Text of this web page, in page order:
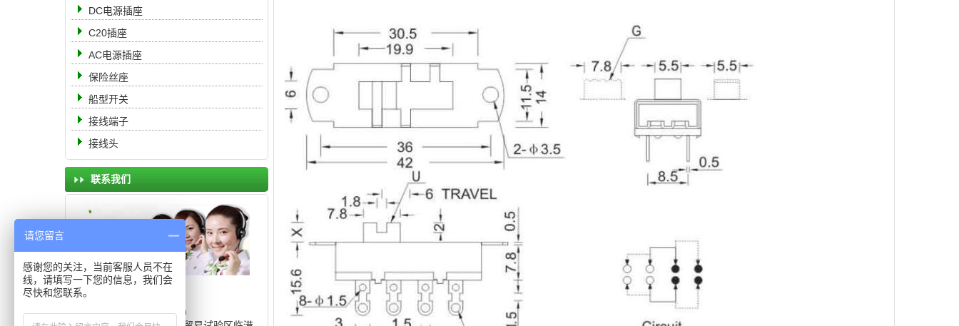
DC电源插座
C20插座
AC电源插座
保险丝座
船型开关
接线端子
接线头
联系我们
电 话： 19951105555
传 真：0512-68363888
邮 箱：8311566@qq.com
请您留言
感谢您的关注，当前客服人员不在
线，请填写一下您的信息，我们会
尽快和您联系。